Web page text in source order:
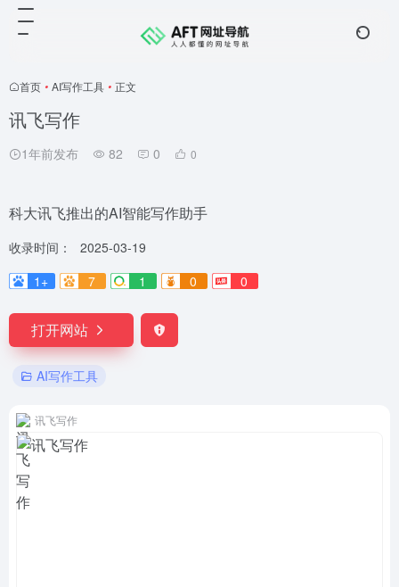
首页 • AI写作工具 • 正文
讯飞写作
1年前发布 82 0 0
科大讯飞推出的AI智能写作助手
收录时间：
2025-03-19
1+
7 1 0 0
打开网站
AI写作工具
讯飞写作